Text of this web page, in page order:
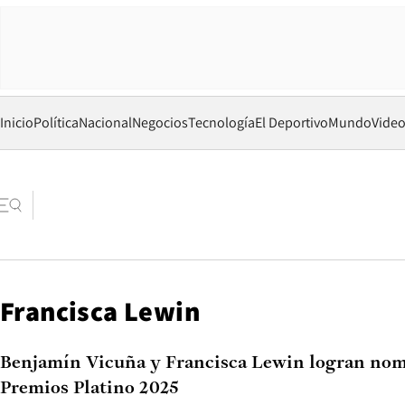
InicioPolíticaNacionalNegociosTecnologíaEl DeportivoMundo
Francisca Lewin
Benjamín Vicuña y Francisca Lewin logran
Premios Platino 2025